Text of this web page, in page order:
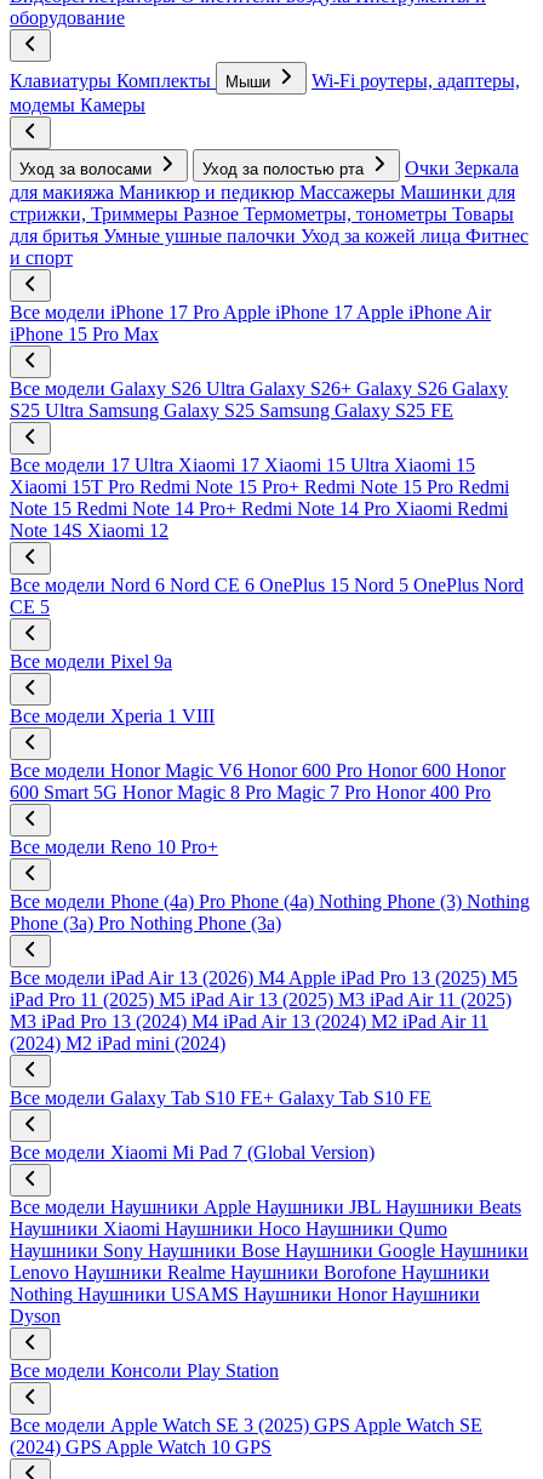
оборудование
Клавиатуры Комплекты Мыши
Wi-Fi роутеры, адаптеры,
модемы Камеры
Уход за волосами Уход за полостью рта Очки Зеркала
для макияжа Маникюр и педикюр Массажеры Машинки для
стрижки, Триммеры Разное Термометры, тонометры Товары
для бритья Умные ушные палочки Уход за кожей лица Фитнес
и спорт
Все модели iPhone 17 Pro Apple iPhone 17 Apple iPhone Air
iPhone 15 Pro Max
Все модели Galaxy S26 Ultra Galaxy S26+ Galaxy S26 Galaxy
S25 Ultra Samsung Galaxy S25 Samsung Galaxy S25 FE
Все модели 17 Ultra Xiaomi 17 Xiaomi 15 Ultra Xiaomi 15
Xiaomi 15T Pro Redmi Note 15 Pro+ Redmi Note 15 Pro Redmi
Note 15 Redmi Note 14 Pro+ Redmi Note 14 Pro Xiaomi Redmi
Note 14S Xiaomi 12
Все модели Nord 6 Nord CE 6 OnePlus 15 Nord 5 OnePlus Nord
CE 5
Все модели Pixel 9a
Все модели Xperia 1 VIII
Все модели Honor Magic V6 Honor 600 Pro Honor 600 Honor
600 Smart 5G Honor Magic 8 Pro Magic 7 Pro Honor 400 Pro
Все модели Reno 10 Pro+
Все модели Phone (4a) Pro Phone (4a) Nothing Phone (3) Nothing
Phone (3a) Pro Nothing Phone (3a)
Все модели iPad Air 13 (2026) M4 Apple iPad Pro 13 (2025) M5
iPad Pro 11 (2025) M5 iPad Air 13 (2025) M3 iPad Air 11 (2025)
M3 iPad Pro 13 (2024) M4 iPad Air 13 (2024) M2 iPad Air 11
(2024) M2 iPad mini (2024)
Все модели Galaxy Tab S10 FE+ Galaxy Tab S10 FE
Все модели Xiaomi Mi Pad 7 (Global Version)
Все модели Наушники Apple Наушники JBL Наушники Beats
Наушники Xiaomi Наушники Hoco Наушники Qumo
Наушники Sony Наушники Bose Наушники Google Наушники
Lenovo Наушники Realme Наушники Borofone Наушники
Nothing Наушники USAMS Наушники Honor Наушники
Dyson
Все модели Консоли Play Station
Все модели Apple Watch SE 3 (2025) GPS Apple Watch SE
(2024) GPS Apple Watch 10 GPS